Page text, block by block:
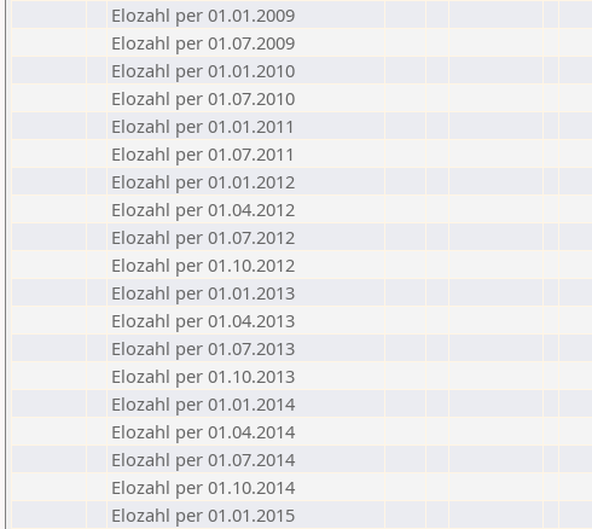
Elozahl per 01.01.2009
Elozahl per 01.07.2009
Elozahl per 01.01.2010
Elozahl per 01.07.2010
Elozahl per 01.01.2011
Elozahl per 01.07.2011
Elozahl per 01.01.2012
Elozahl per 01.04.2012
Elozahl per 01.07.2012
Elozahl per 01.10.2012
Elozahl per 01.01.2013
Elozahl per 01.04.2013
Elozahl per 01.07.2013
Elozahl per 01.10.2013
Elozahl per 01.01.2014
Elozahl per 01.04.2014
Elozahl per 01.07.2014
Elozahl per 01.10.2014
Elozahl per 01.01.2015